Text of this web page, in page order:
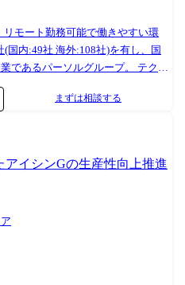
リモート勤務可能で働きやすい環
国内:49社 海外:108社)を有し、国
であるパーソルグループ。 テクノ
らいて、笑おう。」を実現するこ
、グループの生産性・競争力の向
側面から推進しています。 7万人
スの新しい「はたらく」を作って
ただきます。 具体テーマは入社後
見と評価設計:開発フローの摩擦
運用への橋渡し:LLMOps/MLOps、
用設計 ・ナレッジの標準化:ベスト
まずは相談する
アイシンGの生産性向上推進